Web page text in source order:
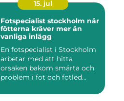
15. jul
Fotspecialist stockholm när
fötterna kräver mer än
vanliga inlägg
En fotspecialist i Stockholm
arbetar med att hitta
orsaken bakom smärta och
problem i fot och fotled...